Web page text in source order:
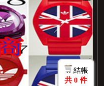
結帳
共 0 件